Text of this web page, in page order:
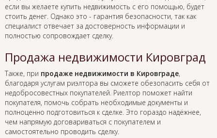
если вы желаете купить недвижимость с его помощью, будет
стоить денег. Однако это - гарантия безопасности, так как
специалист отвечает за достоверность информации и
полностью сопровождает сделку.
Продажа недвижимости Кировград
Также, при продаже недвижимости в Кировграде,
благодаря услугам риэлтора вы сможете обезопасить себя от
недобросовестных покупателей. Риелтор поможет найти
покупателя, помочь собрать необходимые документы и
полноценно подготовиться к сделке. Это гораздо надёжнее,
чем напрямую договариваться с покупателем и
самостоятельно проводить сделку.